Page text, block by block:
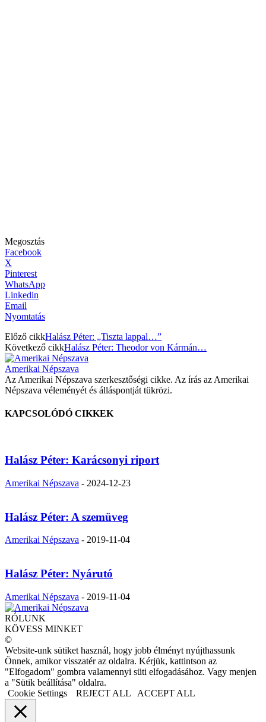
Megosztás
Facebook
X
Pinterest
WhatsApp
Linkedin
Email
Nyomtatás
Előző cikkHalász Péter: „Tiszta lappal…”
Következő cikkHalász Péter: Theodor von Kármán…
Amerikai Népszava
Az Amerikai Népszava szerkesztőségi cikke. Az írás az Amerikai
Népszava véleményét és álláspontját tükrözi.
KAPCSOLÓDÓ CIKKEK
Halász Péter: Karácsonyi riport
Amerikai Népszava - 2024-12-23
Halász Péter: A szemüveg
Amerikai Népszava - 2019-11-04
Halász Péter: Nyárutó
Amerikai Népszava - 2019-11-04
RÓLUNK
KÖVESS MINKET
©
Website-unk sütiket használ, hogy jobb élményt nyújthassunk
Önnek, amikor visszatér az oldalra. Kérjük, kattintson az
"Elfogadom" gombra valamennyi süti elfogadásához. Vagy menjen
a "Sütik beállítása" oldalra.
Cookie Settings
REJECT ALL ACCEPT ALL